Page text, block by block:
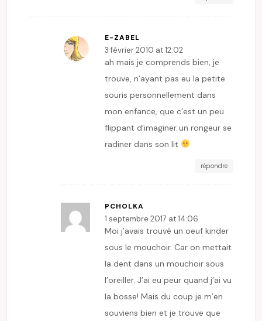
E-ZABEL
3 février 2010 at 12:02
ah mais je comprends bien, je
trouve, n’ayant pas eu la petite
souris personnellement dans
mon enfance, que c’est un peu
flippant d’imaginer un rongeur se
radiner dans son lit
répondre
PCHOLKA
1 septembre 2017 at 14:06
Moi j’avais trouvé un oeuf kinder
sous le mouchoir. Car on mettait
la dent dans un mouchoir sous
l’oreiller. J’ai eu peur quand j’ai vu
la bosse! Mais du coup je m’en
souviens bien et je trouve que